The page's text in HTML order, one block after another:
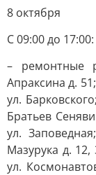
8 октября
С 09:00 до 17:00:
– ремонтные
Апраксина д.
ул.
Братьев
ул.
Мазурука д.
ул.